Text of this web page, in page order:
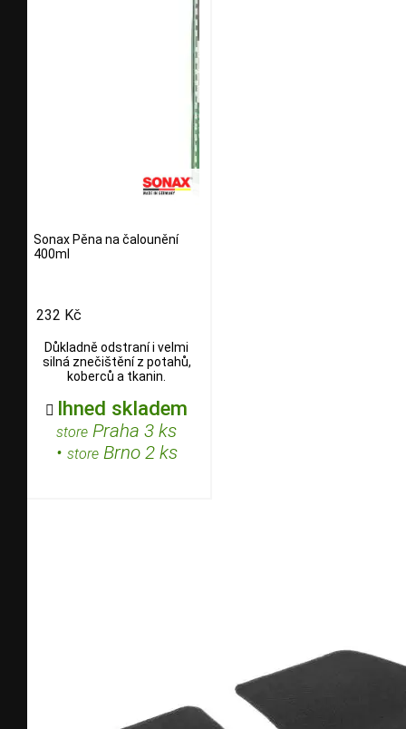
Sonax Pěna na čalounění
400ml
232 Kč
Důkladně odstraní i velmi
silná znečištění z potahů,
koberců a tkanin.
 Ihned skladem
store Praha 3 ks
• storeBrno 2 ks